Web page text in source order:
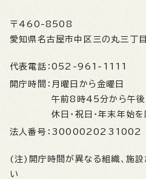
〒460-8508
愛知県名古屋市中区三の丸三丁
代表電話： 052-961-1111
開庁時間： 月曜日から金曜日
午前8時45分から午
休日・祝日・年末年始を
法人番号： 3000020231002
(注)開庁時間が異なる組織、施
い